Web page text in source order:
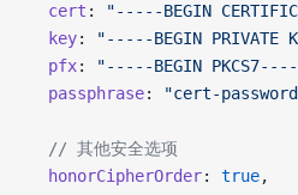
  cert
: "-----BEGIN
  key
: "-----BEGIN PRIVATE
  pfx
: "-----BEGIN
  passphrase
: "cert-
  // 其他安全选项
  honorCipherOrder
: true